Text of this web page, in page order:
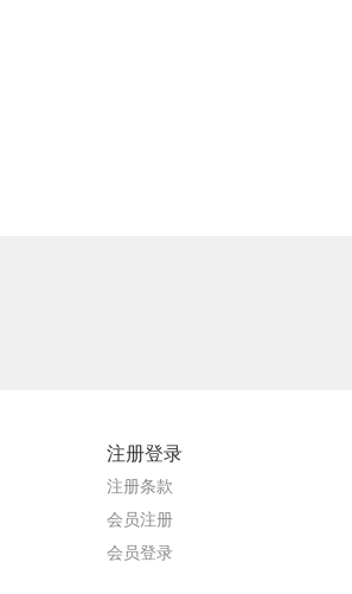
注册登录
注册条款
会员注册
会员登录